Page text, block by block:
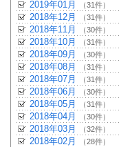
2019年01月 （31件）
2018年12月 （31件）
2018年11月 （30件）
2018年10月 （31件）
2018年09月 （30件）
2018年08月 （31件）
2018年07月 （31件）
2018年06月 （30件）
2018年05月 （31件）
2018年04月 （30件）
2018年03月 （32件）
2018年02月 （28件）